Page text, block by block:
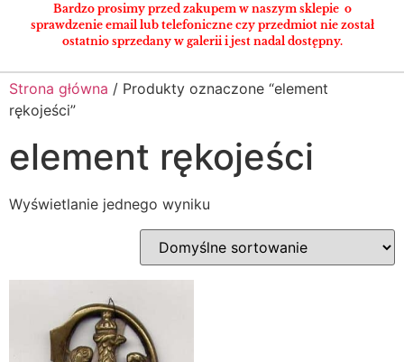
Bardzo prosimy przed zakupem w naszym sklepie o
sprawdzenie email lub telefoniczne czy przedmiot nie został
ostatnio sprzedany w galerii i jest nadal dostępny.
Strona główna / Produkty oznaczone “element
rękojeści”
element rękojeści
Wyświetlanie jednego wyniku